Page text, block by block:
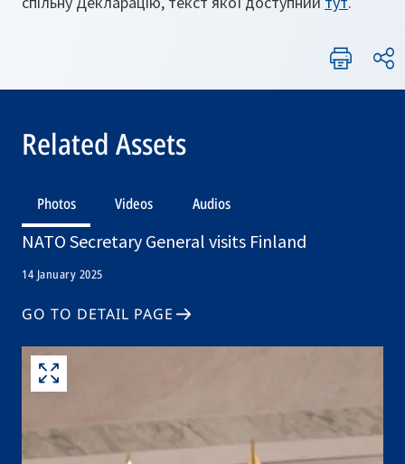
Related Assets
Photos Videos Audios
NATO Secretary General visits Finland
14 January 2025
GO TO DETAIL PAGE